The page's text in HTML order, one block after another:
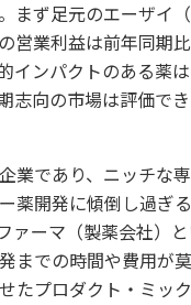
まず足元のエーザイ（
営業利益は前年同期
インパクトのある薬
志向の市場は評価で
業であり、ニッチな
薬開発に傾倒し過ぎ
ァーマ（製薬会社）
までの時間や費用が
たプロダクト・ミッ